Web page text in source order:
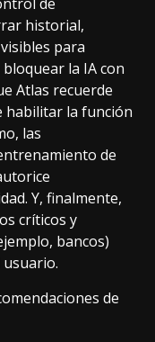
historial,
para
la IA con
Atlas recuerde
habilitar la función
las
de
Y, finalmente,
críticos y
bancos)
de